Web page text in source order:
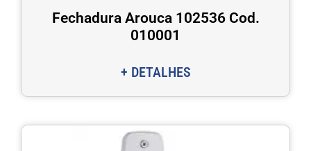
Fechadura Arouca 102536 Cod.
010001
+ DETALHES